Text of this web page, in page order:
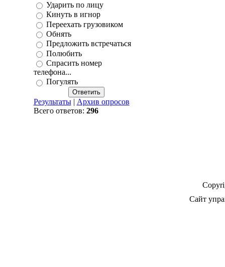
Ударить по лицу
Кинуть в игнор
Переехать грузовиком
Обнять
Предложить встречаться
Полюбить
Спрасить номер
телефона...
Погулять
Результаты| Архив опросов
Всего ответов: 296
Сайт